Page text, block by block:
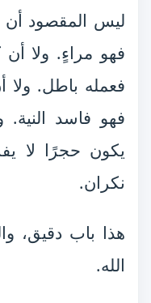
ليس المقصود
فهو مراءٍ. ولا
فعمله باطل.
فهو فاسد
يكون حجرًا لا
نكران.
هذا باب دقيق،
الله.